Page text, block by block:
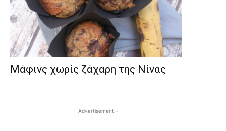
Μάφινς χωρίς ζάχαρη της Νίνας
- Advertisement -